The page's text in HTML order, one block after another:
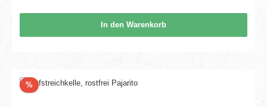
In den Warenkorb
%Rabatt